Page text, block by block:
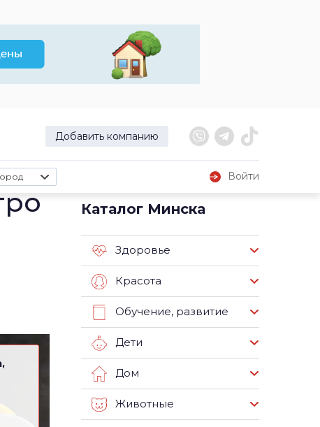
Добавить компанию
Войти
Каталог Минска
Здоровье
Красота
Обучение, развитие
Дети
Дом
Животные